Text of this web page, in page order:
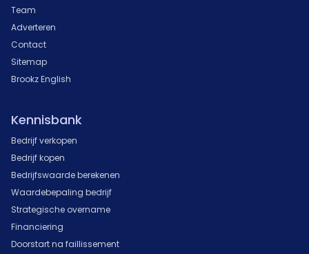
Team
Adverteren
Contact
Sitemap
Brookz English
Kennisbank
Bedrijf verkopen
Bedrijf kopen
Bedrijfswaarde berekenen
Waardebepaling bedrijf
Strategische overname
Financiering
Doorstart na faillissement